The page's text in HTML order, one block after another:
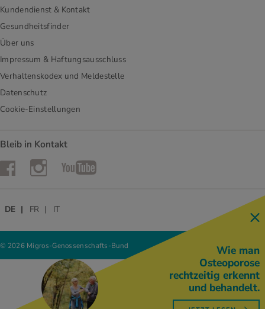
Kundendienst & Kontakt
Gesundheitsfinder
Über uns
Impressum & Haftungsausschluss
Verhaltenskodex und Meldestelle
Datenschutz
Cookie-Einstellungen
Bleib in Kontakt
FacebookInstagramYouTube
© 2026 Migros-Genossenschafts-Bund
DE FR IT
Wie man
Osteoporose
rechtzeitig erkennt
und behandelt.